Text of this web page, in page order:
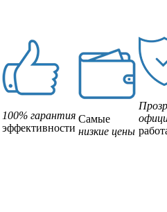
100% гарантия
эффективности
Самые
низкие цены